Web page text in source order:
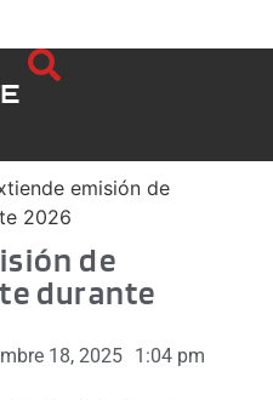
emisión de
2026
de
durante
18, 2025 1:04 pm